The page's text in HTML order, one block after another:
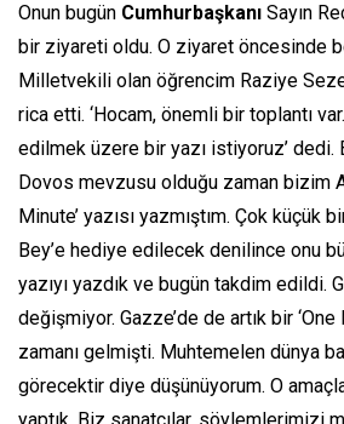
Onun bugün Cumhurbaşkanı Sayın
bir ziyareti oldu. O ziyaret öncesinde
Milletvekili olan öğrencim Raziye
rica etti. ‘Hocam, önemli bir toplantı
edilmek üzere bir yazı istiyoruz’ dedi.
Dovos mevzusu olduğu zaman bizim
Minute’ yazısı yazmıştım. Çok küçük
Bey’e hediye edilecek denilince onu
yazıyı yazdık ve bugün takdim edildi.
değişmiyor. Gazze’de de artık bir ‘One
zamanı gelmişti. Muhtemelen dünya
görecektir diye düşünüyorum. O